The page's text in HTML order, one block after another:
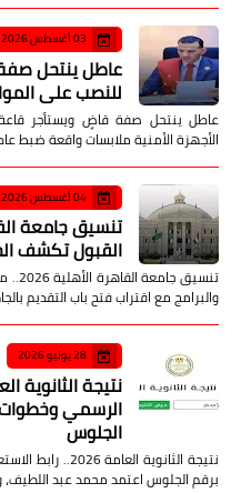
03 أغسطس 2026
عاطل ينتحل
للنصب على
عاطل ينتحل صفة قاضٍ ويستأجر
الأجهزة الأمنية ملابسات واقعة ضبط
04 أغسطس 2026
القبول تكشف
والبرامج مع اقتراب فتح باب التقديم
28 يوليو 2026
الرسمي
الجلوس
نتيجة الثانوية
برقم الجلوس اعتمد محمد عبد اللطيف،